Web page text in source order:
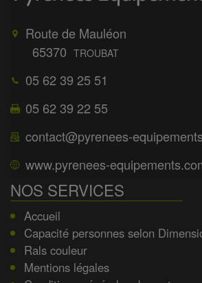
Route de Mauléon
65370 TROUBAT
05 62 39 25 51
05 62 39 22 55
contact@pyrenees-
www.pyrenees-
NOS SERVICES
Accueil
Capacité personnes selon
Rals couleur
Mentions légales